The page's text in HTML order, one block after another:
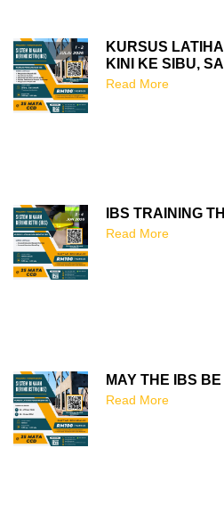
KURSUS
KINI KE SIBU,
Read More
IBS TRAINING
Read More
MAY THE IBS
Read More